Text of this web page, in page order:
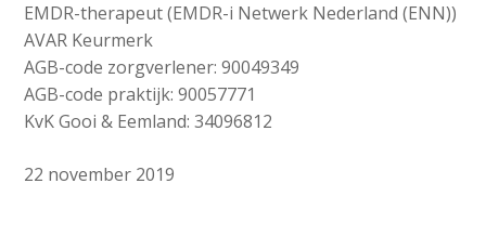
EMDR-therapeut (EMDR-i Netwerk Nederland (ENN))
AVAR Keurmerk
AGB-code zorgverlener: 90049349
AGB-code praktijk: 90057771
KvK Gooi & Eemland: 34096812
22 november 2019